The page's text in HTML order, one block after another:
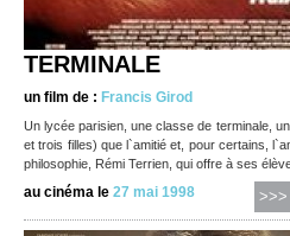
TERMINALE
un film de : Francis Girod
Un lycée parisien, une classe de terminale,
et trois filles) que l`amitié et, pour certains,
philosophie, Rémi Terrien, qui offre à ses
au cinéma le 27 mai 1998 >>>